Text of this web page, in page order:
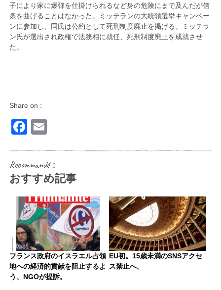
子により家に爆弾を仕掛けられるなど身の危険にまで及んだが信
条を曲げることはなかった。ミッテランの大統領選挙キャンペー
ンに参加し、同氏は公約として死刑制度廃止を掲げる。ミッテラ
ン氏が選出され政権で法務相に就任、死刑制度廃止を成就させ
た。
Share on :
Facebook
Recommandé：
おすすめ記事
フランス政府のイスラエル占領
地への経済的貢献を阻止するよ
う、NGOが提訴。
EU初。15歳未満のSNSアクセ
ス禁止へ。